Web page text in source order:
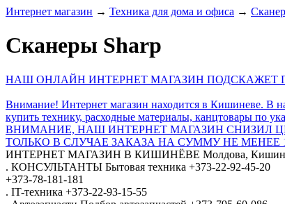
Интернет магазин → Техника для дома и офиса →
Сканеры Sharp
НАШ ОНЛАЙН ИНТЕРНЕТ МАГАЗИН ПОДСКАЖЕТ
Внимание! Интернет магазин находится в Кишиневе. В
купить технику, расходные материалы, канцтовары по
ВНИМАНИЕ, НАШ ИНТЕРНЕТ МАГАЗИН СНИЗИЛ
ТОЛЬКО В СЛУЧАЕ ЗАКАЗА НА СУММУ НЕ МЕНЕЕ
ИНТЕРНЕТ МАГАЗИН В КИШИНЁВЕ Молдова,
. КОНСУЛЬТАНТЫ Бытовая техника +373-22-92-45-20
+373-78-181-181
. IT-техника +373-22-93-15-55